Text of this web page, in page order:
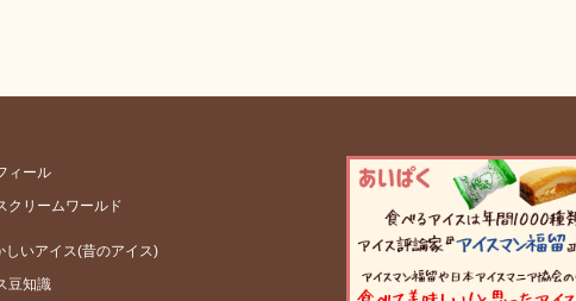
ィール
クリームワールド
しいアイス(昔のアイス)
豆知識